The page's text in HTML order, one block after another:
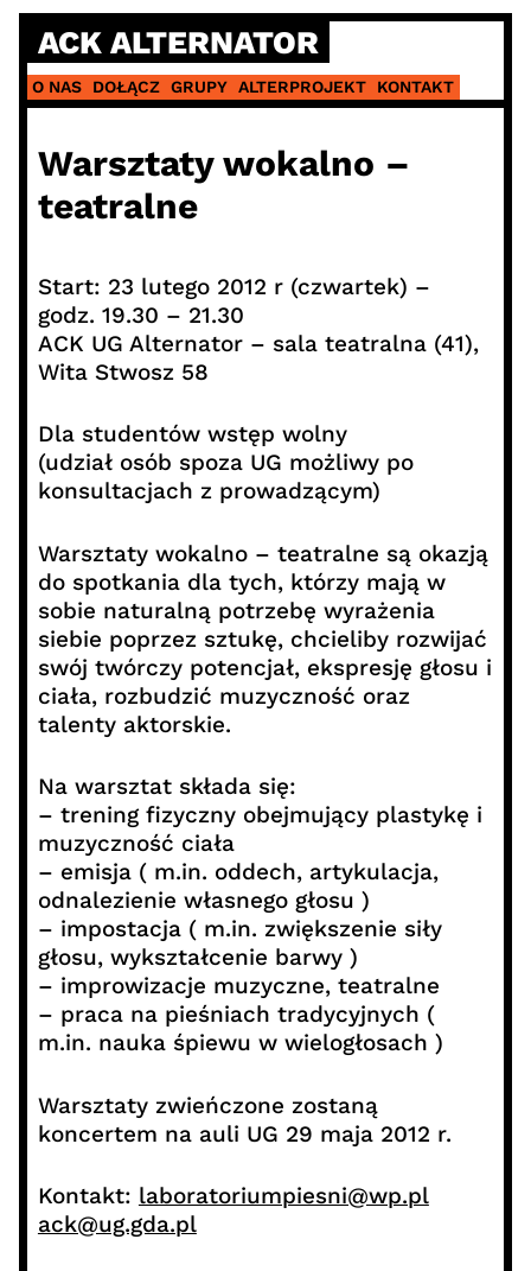
Skip
content
ACK ALTERNATOR
O NAS DOŁĄCZ GRUPY ALTERPROJEKT KONTAKT
Warsztaty wokalno –
teatralne
Start: 23 lutego 2012 r (czwartek) –
godz. 19.30 – 21.30
ACK UG Alternator – sala teatralna (41),
Wita Stwosz 58
Dla studentów wstęp wolny
(udział osób spoza UG możliwy po
konsultacjach z prowadzącym)
Warsztaty wokalno – teatralne są okazją
do spotkania dla tych, którzy mają w
sobie naturalną potrzebę wyrażenia
siebie poprzez sztukę, chcieliby rozwijać
swój twórczy potencjał, ekspresję głosu i
ciała, rozbudzić muzyczność oraz
talenty aktorskie.
Na warsztat składa się:
– trening fizyczny obejmujący plastykę i
muzyczność ciała
– emisja ( m.in. oddech, artykulacja,
odnalezienie własnego głosu )
– impostacja ( m.in. zwiększenie siły
głosu, wykształcenie barwy )
– improwizacje muzyczne, teatralne
– praca na pieśniach tradycyjnych (
m.in. nauka śpiewu w wielogłosach )
Warsztaty zwieńczone zostaną
koncertem na auli UG 29 maja 2012 r.
Kontakt: laboratoriumpiesni@wp.pl
ack@ug.gda.pl